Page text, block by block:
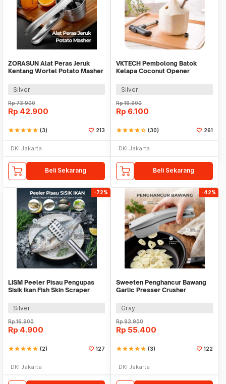
ZORASUN Alat Peras Jeruk
Kentang Wortel Potato Masher
Silver
Rp73.900
Rp 42.900
starstarstarstarstar (3) 213
DKI Jakarta
Beli Sekarang
VKTECH Pembolong Batok
Kelapa Coconut Opener
Silver
Rp16.900
Rp 6.100
starstarstarstarstar_half (30) 261
DKI Jakarta
Beli Sekarang
-72%
LISM Peeler Pisau Pengupas
Sisik Ikan Fish Skin Scraper
Silver
Rp16.900
Rp 4.900
starstarstarstarstar (2) 127
DKI Jakarta
-42%
Sweeten Penghancur Bawang
Garlic Presser Crusher
Gray
Rp93.900
Rp 55.400
starstarstarstarstar (3) 122
DKI Jakarta